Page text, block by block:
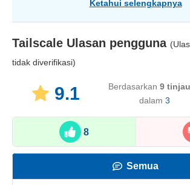
Ketahui selengkapnya
Tailscale Ulasan pengguna
tidak diverifikasi)
9.1 Berdasarkan 9
dalam 3
8
Semua